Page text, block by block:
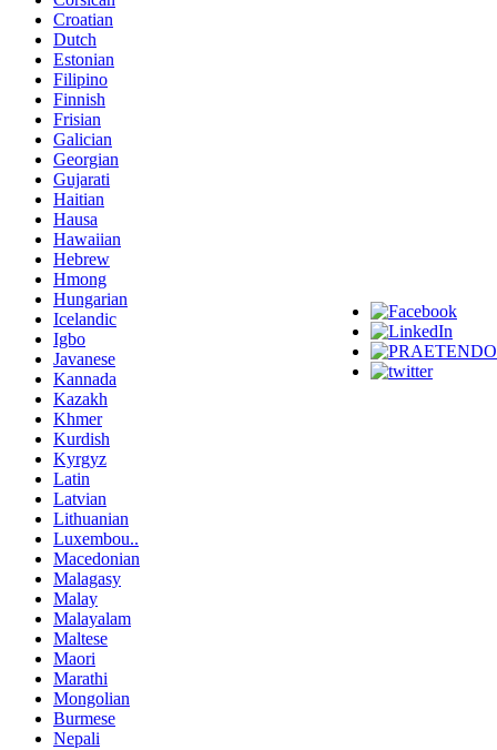
Croatian
Dutch
Estonian
Filipino
Finnish
Frisian
Galician
Georgian
Gujarati
Haitian
Hausa
Hawaiian
Hebrew
Hmong
Hungarian
Icelandic
Igbo
Javanese
Kannada
Kazakh
Khmer
Kurdish
Kyrgyz
Latin
Latvian
Lithuanian
Luxembou..
Macedonian
Malagasy
Malay
Malayalam
Maltese
Maori
Marathi
Mongolian
Burmese
Nepali